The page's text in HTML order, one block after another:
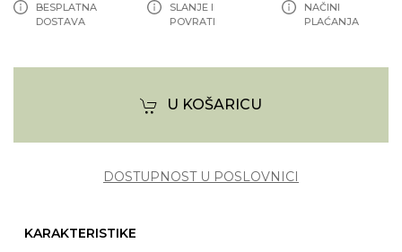
BESPLATNA
DOSTAVA
SLANJE I
POVRATI
NAČINI
PLAĆANJA
U KOŠARICU
DOSTUPNOST U POSLOVNICI
KARAKTERISTIKE